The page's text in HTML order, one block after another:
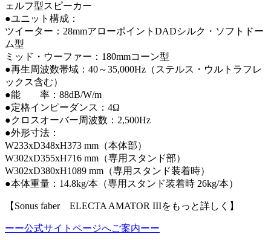
ェルフ型スピーカー
●ユニット構成：
ツイーター：28mmアローポイントDADシルク・ソフトドー
ム型
ミッド・ウーファー：180mmコーン型
●再生周波数帯域：40～35,000Hz（ステルス・ウルトラフレ
ックス含む）
●能 率：88dB/W/m
●定格インピーダンス：4Ω
●クロスオーバー周波数：2,500Hz
●外形寸法：
W233xD348xH373 mm（本体部）
W302xD355xH716 mm（専用スタンド部）
W302xD380xH1089 mm（専用スタンド装着時）
●本体重量：14.8kg/本（専用スタンド装着時 26kg/本）
【Sonus faber ELECTA AMATOR IIIをもっと詳しく】
ーー公式サイトページへご案内ーー